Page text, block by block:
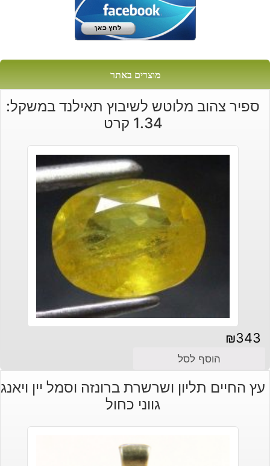
מוצרים באתר
ספיר צהוב מלוטש לשיבוץ תאילנד במשקל:
1.34 קרט
₪343
הוסף לסל
עץ החיים תליון ושרשרת ברונזה וסמל יין ויאנג
גווני כחול